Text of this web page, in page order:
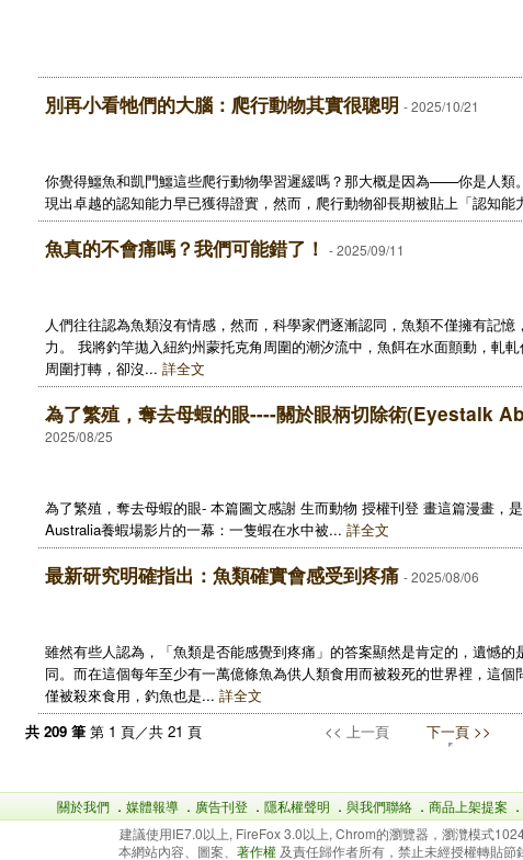
別再小看牠們的大腦：爬行動物其實很聰明 - 2025/10/21
你覺得鱷魚和凱門鱷這些爬行動物學習遲緩嗎？那大概是因為——你是人類
現出卓越的認知能力早已獲得證實，然而，爬行動物卻長期被貼上「認知能
魚真的不會痛嗎？我們可能錯了！ - 2025/09/11
人們往往認為魚類沒有情感，然而，科學家們逐漸認同，魚類不僅擁有記憶
力。 我將釣竿拋入紐約州蒙托克角周圍的潮汐流中，魚餌在水面顫動，軋
周圍打轉，卻沒... 詳全文
為了繁殖，奪去母蝦的眼----關於眼柄切除術(Eyestalk
2025/08/25
為了繁殖，奪去母蝦的眼- 本篇圖文感謝 生而動物 授權刊登 畫這篇漫畫，
Australia養蝦場影片的一幕：一隻蝦在水中被... 詳全文
最新研究明確指出：魚類確實會感受到疼痛 - 2025/08/06
雖然有些人認為，「魚類是否能感覺到疼痛」的答案顯然是肯定的，遺憾的
同。而在這個每年至少有一萬億條魚為供人類食用而被殺死的世界裡，這個
僅被殺來食用，釣魚也是... 詳全文
共 209 筆第 1 頁／共 21 頁 << 上一頁 下一頁 >>
關於我們． 媒體報導． 廣告刊登． 隱私權聲明 ． 與我們聯絡． 商品上架提案．
建議使用IE7.0以上, FireFox 3.0以上, Chrom的瀏覽器，瀏灠模式
本網站內容、圖案、 著作權 及責任歸作者所有，禁止未經授權轉貼節